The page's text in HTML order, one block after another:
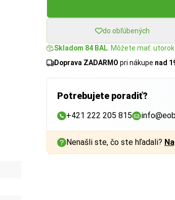
do obľúbených
Skladom 84 BAL . Môžete mať: utorok
Doprava ZADARMO pri nákupe nad
Potrebujete poradiť?
+421 222 205 815
Nenašli ste, čo ste hľadali?